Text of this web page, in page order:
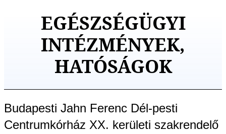
EGÉSZSÉGÜGYI
INTÉZMÉNYEK,
HATÓSÁGOK
Budapesti Jahn Ferenc Dél-pesti
Centrumkórház XX. kerületi szakrendelő